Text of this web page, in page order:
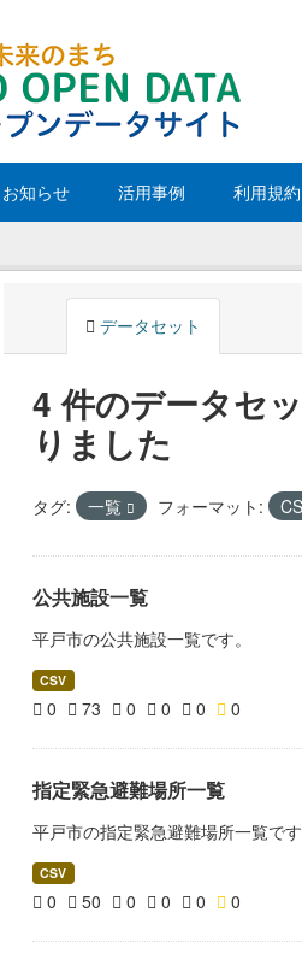
お知らせ 活用事例 利用規約
データセット
4 件のデータセ
りました
タグ: 一覧 フォーマット:
公共施設一覧
平戸市の公共施設一覧です。
CSV
0 73 0 0 0 0
指定緊急避難場所一覧
平戸市の指定緊急避難場所一覧です
CSV
0 50 0 0 0 0